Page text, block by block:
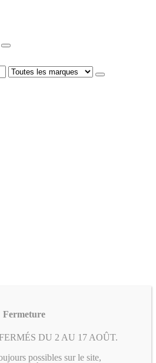
Fermeture
DU 2 AU 17 AOÛT.
possibles sur le site,